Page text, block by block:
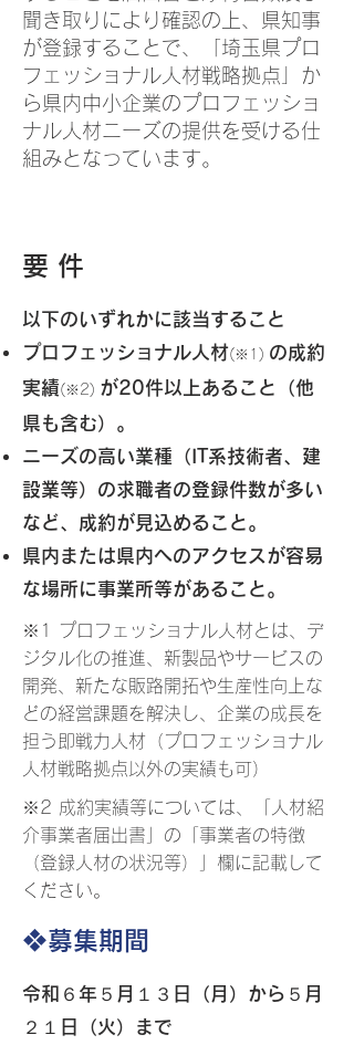
聞き取りにより確認の上、県知事
が登録することで、「埼玉県プロ
フェッショナル人材戦略拠点」か
ら県内中小企業のプロフェッショ
ナル人材ニーズの提供を受ける仕
組みとなっています。
要 件
以下のいずれかに該当すること
プロフェッショナル人材( ※ 1) の成約
実績(※2) が20件以上あること（他
県も含む）。
ニーズの高い業種（IT系技術者、建
設業等）の求職者の登録件数が多い
など、成約が見込めること。
県内または県内へのアクセスが容易
な場所に事業所等があること。
※1 プロフェッショナル人材とは、デ
ジタル化の推進、新製品やサービスの
開発、新たな販路開拓や生産性向上な
どの経営課題を解決し、企業の成長を
担う即戦力人材（プロフェッショナル
人材戦略拠点以外の実績も可）
※2 成約実績等については、「人材紹
介事業者届出書」の「事業者の特徴
（登録人材の状況等）」欄に記載して
ください。
❖募集期間
令和６年５月１３ 日（月）から５月
２１日（火）まで